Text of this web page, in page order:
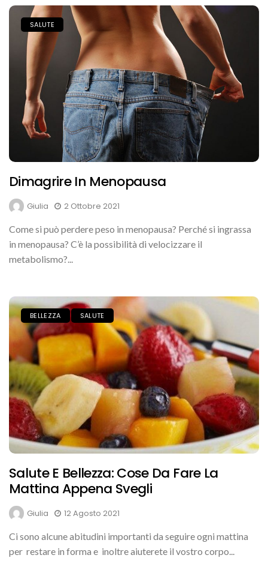
SALUTE
Dimagrire In Menopausa
Giulia
2 Ottobre 2021
Come si può perdere peso in menopausa? Perché si ingrassa
in menopausa? C’è la possibilità di velocizzare il
metabolismo?...
BELLEZZA SALUTE
Salute E Bellezza: Cose Da Fare La
Mattina Appena Svegli
Giulia
12 Agosto 2021
Ci sono alcune abitudini importanti da seguire ogni mattina
per restare in forma e inoltre aiuterete il vostro corpo...